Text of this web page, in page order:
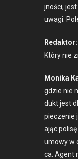
jnoś­ci,
uwa­gi.
Redak­tor:
Który nie
Moni­ka
gdzie nie
dukt jest
piecze­nie
a­jąc
umowy w
ca. Agent